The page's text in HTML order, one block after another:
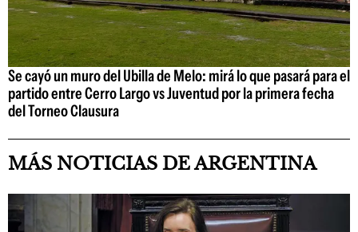
Se cayó un muro del Ubilla de Melo: mirá lo que pasará para el
partido entre Cerro Largo vs Juventud por la primera fecha
del Torneo Clausura
MÁS NOTICIAS DE ARGENTINA